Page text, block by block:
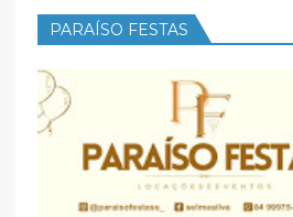
PARAÍSO FESTAS